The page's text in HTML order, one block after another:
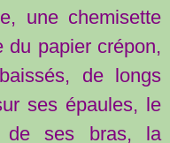
une chemisette
du papier crépon,
de longs
ses épaules, le
de ses bras, la